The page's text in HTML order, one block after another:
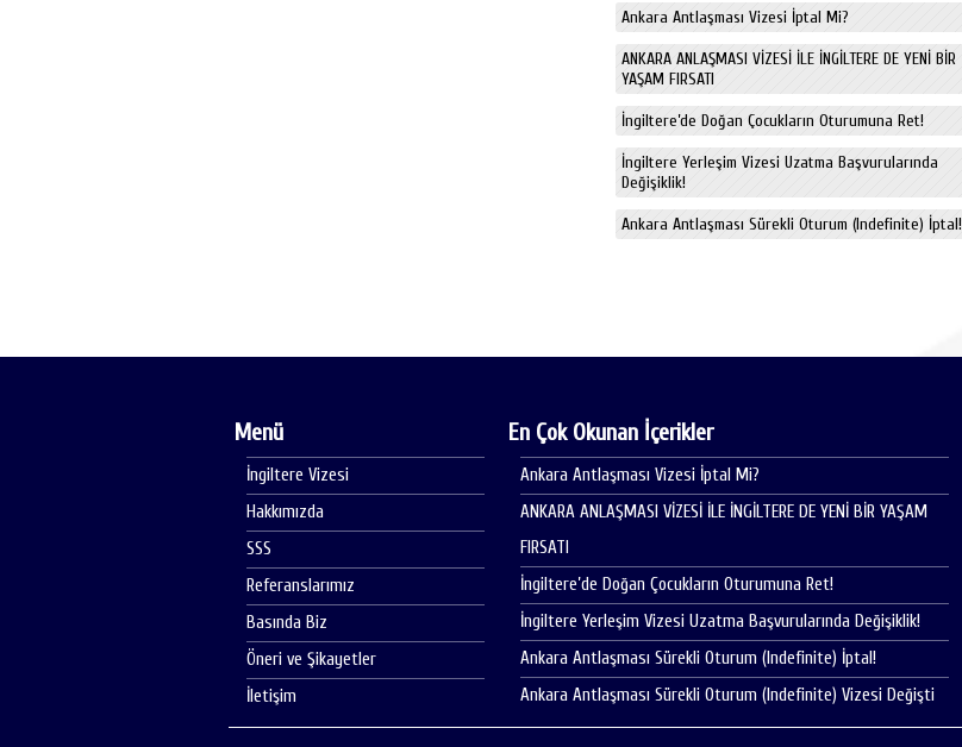
Ankara Antlaşması Vizesi İptal Mi?
ANKARA ANLAŞMASI VİZESİ İLE İNGİLTERE DE YENİ BİR
YAŞAM FIRSATI
İngiltere’de Doğan Çocukların Oturumuna Ret!
İngiltere Yerleşim Vizesi Uzatma Başvurularında
Değişiklik!
Ankara Antlaşması Sürekli Oturum (Indefinite) İptal!
Menü
İngiltere Vizesi
Hakkımızda
SSS
Referanslarımız
Basında Biz
Öneri ve Şikayetler
İletişim
En Çok Okunan İçerikler
Ankara Antlaşması Vizesi İptal Mi?
ANKARA ANLAŞMASI VİZESİ İLE İNGİLTERE DE YENİ BİR YAŞAM
FIRSATI
İngiltere’de Doğan Çocukların Oturumuna Ret!
İngiltere Yerleşim Vizesi Uzatma Başvurularında Değişiklik!
Ankara Antlaşması Sürekli Oturum (Indefinite) İptal!
Ankara Antlaşması Sürekli Oturum (Indefinite) Vizesi Değişti